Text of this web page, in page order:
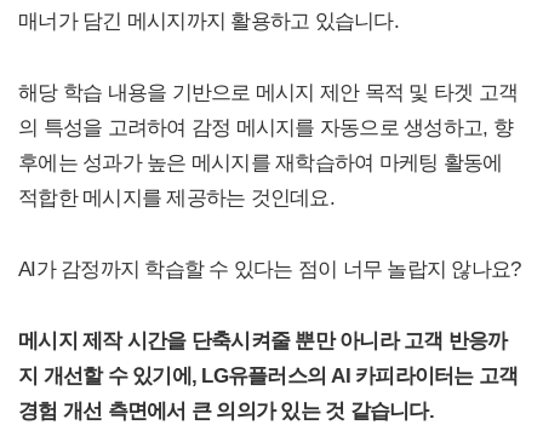
매너가 담긴 메시지까지 활용하고 있습니다.
해당 학습 내용을 기반으로 메시지 제안 목적 및 타겟 고객
의 특성을 고려하여 감정 메시지를 자동으로 생성하고, 향
후에는 성과가 높은 메시지를 재학습하여 마케팅 활동에
적합한 메시지를 제공하는 것인데요.
AI가 감정까지 학습할 수 있다는 점이 너무 놀랍지 않나요?
메시지 제작 시간을 단축시켜줄 뿐만 아니라 고객 반응까
지 개선할 수 있기에, LG유플러스의 AI 카피라이터는 고객
경험 개선 측면에서 큰 의의가 있는 것 같습니다.